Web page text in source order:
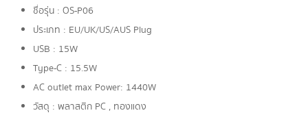
ชื่อรุ่น : OS-P06
ประเภท : EU/UK/US/AUS Plug
USB : 15W
Type-C : 15.5W
AC outlet max Power: 1440W
วัสดุ : พลาสติก PC , ทองแดง